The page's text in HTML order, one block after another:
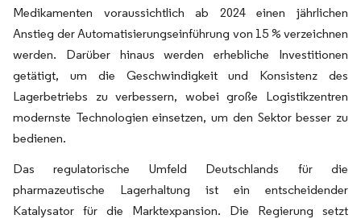
Medikamenten voraussichtlich ab 2024 einen jährlichen
Anstieg der Automatisierungseinführung von 15 % verzeichnen
werden. Darüber hinaus werden erhebliche Investitionen
getätigt, um die Geschwindigkeit und Konsistenz des
Lagerbetriebs zu verbessern, wobei große Logistikzentren
modernste Technologien einsetzen, um den Sektor besser zu
bedienen.
Das regulatorische Umfeld Deutschlands für die
pharmazeutische Lagerhaltung ist ein entscheidender
Katalysator für die Marktexpansion. Die Regierung setzt